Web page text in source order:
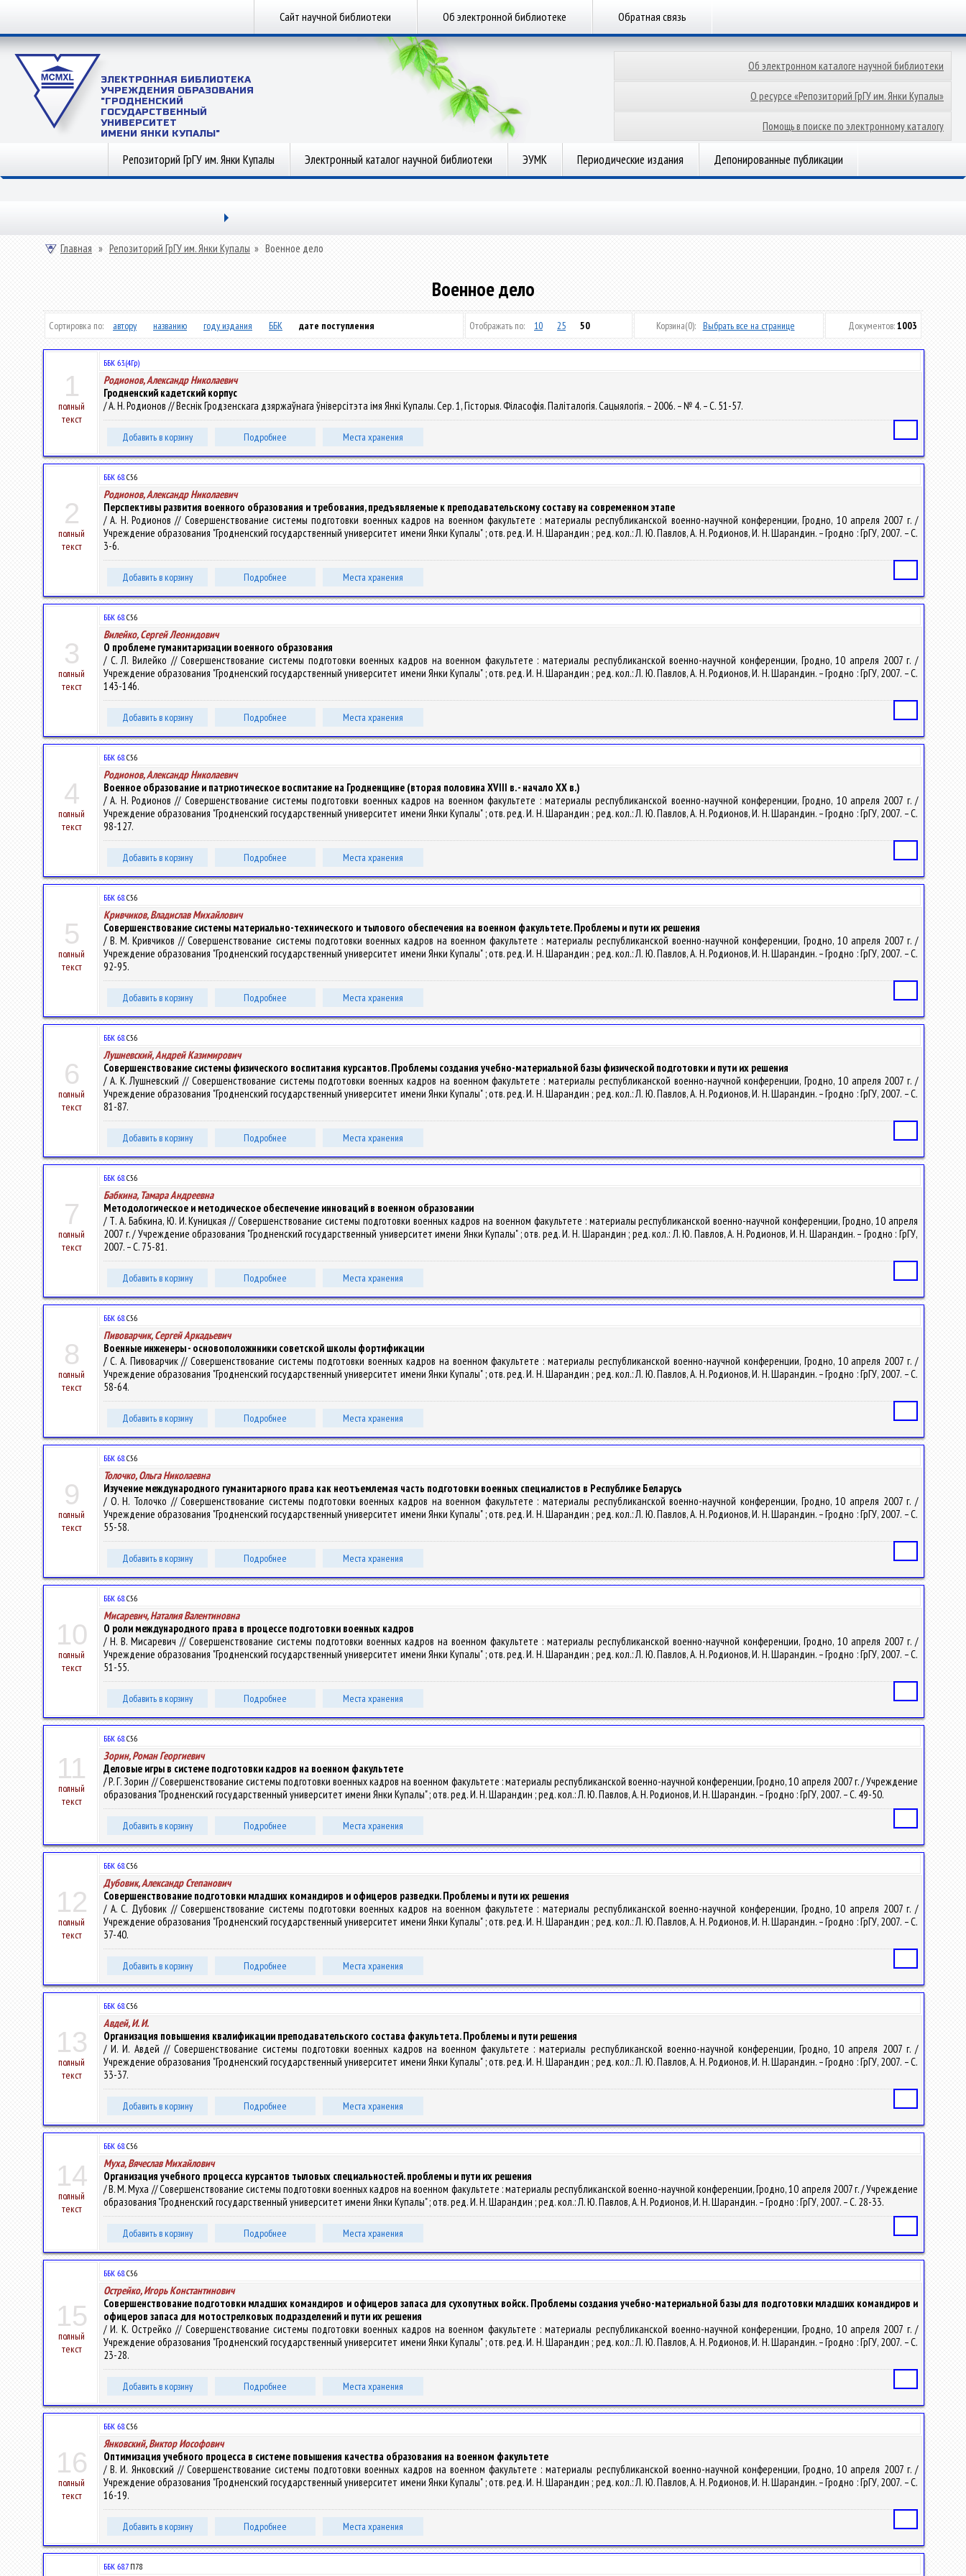
Сайт научной библиотеки Об электронной библиотеке Обратная связь
ЭЛЕКТРОННАЯ БИБЛИОТЕКА
УЧРЕЖДЕНИЯ ОБРАЗОВАНИЯ
"ГРОДНЕНСКИЙ
ГОСУДАРСТВЕННЫЙ
УНИВЕРСИТЕТ
ИМЕНИ ЯНКИ КУПАЛЫ"
Об электронном каталоге научной библиотеки
О ресурсе «Репозиторий ГрГУ им. Янки Купалы»
Помощь в поиске по электронному каталогу
Репозиторий ГрГУ им. Янки Купалы Электронный каталог научной библиотеки ЭУМК Периодические издания Депонированные публикации
Главная » Репозиторий ГрГУ им. Янки Купалы » Военное дело
Военное дело
Сортировка по: автору названию году издания ББК дате поступления Отображать по: 10 25 50 Корзина(0): Выбрать все на странице Документов:1003
1
полный
текст
ББК 63.(4Гр)
Родионов, Александр Николаевич
Гродненский кадетский корпус
/ А. Н. Родионов // Веснік Гродзенскага дзяржаўнага ўніверсітэта імя Янкі Купалы. Сер. 1, Гісторыя. Філасофія. Паліталогія. Сацыялогія. – 2006. – № 4. – С. 51-57.
Добавить в корзину Подробнее Места хранения
2
полный
текст
ББК 68.С56
Родионов, Александр Николаевич
Перспективы развития военного образования и требования, предъявляемые к преподавательскому составу на современном этапе
/ А. Н. Родионов // Совершенствование системы подготовки военных кадров на военном факультете : материалы республиканской военно-научной конференции, Гродно, 10 апреля 2007 г. /
Учреждение образования "Гродненский государственный университет имени Янки Купалы" ; отв. ред. И. Н. Шарандин ; ред. кол.: Л. Ю. Павлов, А. Н. Родионов, И. Н. Шарандин. – Гродно : ГрГУ, 2007. – С.
3-6.
Добавить в корзину Подробнее Места хранения
3
полный
текст
ББК 68.С56
Вилейко, Сергей Леонидович
О проблеме гуманитаризации военного образования
/ С. Л. Вилейко // Совершенствование системы подготовки военных кадров на военном факультете : материалы республиканской военно-научной конференции, Гродно, 10 апреля 2007 г. /
Учреждение образования "Гродненский государственный университет имени Янки Купалы" ; отв. ред. И. Н. Шарандин ; ред. кол.: Л. Ю. Павлов, А. Н. Родионов, И. Н. Шарандин. – Гродно : ГрГУ, 2007. – С.
143-146.
Добавить в корзину Подробнее Места хранения
4
полный
текст
ББК 68.С56
Родионов, Александр Николаевич
Военное образование и патриотическое воспитание на Гродненщине (вторая половина XVIII в. - начало ХХ в.)
/ А. Н. Родионов // Совершенствование системы подготовки военных кадров на военном факультете : материалы республиканской военно-научной конференции, Гродно, 10 апреля 2007 г. /
Учреждение образования "Гродненский государственный университет имени Янки Купалы" ; отв. ред. И. Н. Шарандин ; ред. кол.: Л. Ю. Павлов, А. Н. Родионов, И. Н. Шарандин. – Гродно : ГрГУ, 2007. – С.
98-127.
Добавить в корзину Подробнее Места хранения
5
полный
текст
ББК 68.С56
Кривчиков, Владислав Михайлович
Совершенствование системы материально-технического и тылового обеспечения на военном факультете. Проблемы и пути их решения
/ В. М. Кривчиков // Совершенствование системы подготовки военных кадров на военном факультете : материалы республиканской военно-научной конференции, Гродно, 10 апреля 2007 г. /
Учреждение образования "Гродненский государственный университет имени Янки Купалы" ; отв. ред. И. Н. Шарандин ; ред. кол.: Л. Ю. Павлов, А. Н. Родионов, И. Н. Шарандин. – Гродно : ГрГУ, 2007. – С.
92-95.
Добавить в корзину Подробнее Места хранения
6
полный
текст
ББК 68.С56
Лушневский, Андрей Казимирович
Совершенствование системы физического воспитания курсантов. Проблемы создания учебно-материальной базы физической подготовки и пути их решения
/ А. К. Лушневский // Совершенствование системы подготовки военных кадров на военном факультете : материалы республиканской военно-научной конференции, Гродно, 10 апреля 2007 г. /
Учреждение образования "Гродненский государственный университет имени Янки Купалы" ; отв. ред. И. Н. Шарандин ; ред. кол.: Л. Ю. Павлов, А. Н. Родионов, И. Н. Шарандин. – Гродно : ГрГУ, 2007. – С.
81-87.
Добавить в корзину Подробнее Места хранения
7
полный
текст
ББК 68.С56
Бабкина, Тамара Андреевна
Методологическое и методическое обеспечение инноваций в военном образовании
/ Т. А. Бабкина, Ю. И. Куницкая // Совершенствование системы подготовки военных кадров на военном факультете : материалы республиканской военно-научной конференции, Гродно, 10 апреля
2007 г. / Учреждение образования "Гродненский государственный университет имени Янки Купалы" ; отв. ред. И. Н. Шарандин ; ред. кол.: Л. Ю. Павлов, А. Н. Родионов, И. Н. Шарандин. – Гродно : ГрГУ,
2007. – С. 75-81.
Добавить в корзину Подробнее Места хранения
8
полный
текст
ББК 68.С56
Пивоварчик, Сергей Аркадьевич
Военные инженеры - основоположнники советской школы фортификации
/ С. А. Пивоварчик // Совершенствование системы подготовки военных кадров на военном факультете : материалы республиканской военно-научной конференции, Гродно, 10 апреля 2007 г. /
Учреждение образования "Гродненский государственный университет имени Янки Купалы" ; отв. ред. И. Н. Шарандин ; ред. кол.: Л. Ю. Павлов, А. Н. Родионов, И. Н. Шарандин. – Гродно : ГрГУ, 2007. – С.
58-64.
Добавить в корзину Подробнее Места хранения
9
полный
текст
ББК 68.С56
Толочко, Ольга Николаевна
Изучение международного гуманитарного права как неотъемлемая часть подготовки военных специалистов в Республике Беларусь
/ О. Н. Толочко // Совершенствование системы подготовки военных кадров на военном факультете : материалы республиканской военно-научной конференции, Гродно, 10 апреля 2007 г. /
Учреждение образования "Гродненский государственный университет имени Янки Купалы" ; отв. ред. И. Н. Шарандин ; ред. кол.: Л. Ю. Павлов, А. Н. Родионов, И. Н. Шарандин. – Гродно : ГрГУ, 2007. – С.
55-58.
Добавить в корзину Подробнее Места хранения
10
полный
текст
ББК 68.С56
Мисаревич, Наталия Валентиновна
О роли международного права в процессе подготовки военных кадров
/ Н. В. Мисаревич // Совершенствование системы подготовки военных кадров на военном факультете : материалы республиканской военно-научной конференции, Гродно, 10 апреля 2007 г. /
Учреждение образования "Гродненский государственный университет имени Янки Купалы" ; отв. ред. И. Н. Шарандин ; ред. кол.: Л. Ю. Павлов, А. Н. Родионов, И. Н. Шарандин. – Гродно : ГрГУ, 2007. – С.
51-55.
Добавить в корзину Подробнее Места хранения
11
полный
текст
ББК 68.С56
Зорин, Роман Георгиевич
Деловые игры в системе подготовки кадров на военном факультете
/ Р. Г. Зорин // Совершенствование системы подготовки военных кадров на военном факультете : материалы республиканской военно-научной конференции, Гродно, 10 апреля 2007 г. / Учреждение
образования "Гродненский государственный университет имени Янки Купалы" ; отв. ред. И. Н. Шарандин ; ред. кол.: Л. Ю. Павлов, А. Н. Родионов, И. Н. Шарандин. – Гродно : ГрГУ, 2007. – С. 49-50.
Добавить в корзину Подробнее Места хранения
12
полный
текст
ББК 68.С56
Дубовик, Александр Степанович
Совершенствование подготовки младших командиров и офицеров разведки. Проблемы и пути их решения
/ А. С. Дубовик // Совершенствование системы подготовки военных кадров на военном факультете : материалы республиканской военно-научной конференции, Гродно, 10 апреля 2007 г. /
Учреждение образования "Гродненский государственный университет имени Янки Купалы" ; отв. ред. И. Н. Шарандин ; ред. кол.: Л. Ю. Павлов, А. Н. Родионов, И. Н. Шарандин. – Гродно : ГрГУ, 2007. – С.
37-40.
Добавить в корзину Подробнее Места хранения
13
полный
текст
ББК 68.С56
Авдей, И. И.
Организация повышения квалификации преподавательского состава факультета. Проблемы и пути решения
/ И. И. Авдей // Совершенствование системы подготовки военных кадров на военном факультете : материалы республиканской военно-научной конференции, Гродно, 10 апреля 2007 г. /
Учреждение образования "Гродненский государственный университет имени Янки Купалы" ; отв. ред. И. Н. Шарандин ; ред. кол.: Л. Ю. Павлов, А. Н. Родионов, И. Н. Шарандин. – Гродно : ГрГУ, 2007. – С.
33-37.
Добавить в корзину Подробнее Места хранения
14
полный
текст
ББК 68.С56
Муха, Вячеслав Михайлович
Организация учебного процесса курсантов тыловых специальностей. проблемы и пути их решения
/ В. М. Муха // Совершенствование системы подготовки военных кадров на военном факультете : материалы республиканской военно-научной конференции, Гродно, 10 апреля 2007 г. / Учреждение
образования "Гродненский государственный университет имени Янки Купалы" ; отв. ред. И. Н. Шарандин ; ред. кол.: Л. Ю. Павлов, А. Н. Родионов, И. Н. Шарандин. – Гродно : ГрГУ, 2007. – С. 28-33.
Добавить в корзину Подробнее Места хранения
15
полный
текст
ББК 68.С56
Острейко, Игорь Константинович
Совершенствование подготовки младших командиров и офицеров запаса для сухопутных войск. Проблемы создания учебно-материальной базы для подготовки младших командиров и
офицеров запаса для мотострелковых подразделений и пути их решения
/ И. К. Острейко // Совершенствование системы подготовки военных кадров на военном факультете : материалы республиканской военно-научной конференции, Гродно, 10 апреля 2007 г. /
Учреждение образования "Гродненский государственный университет имени Янки Купалы" ; отв. ред. И. Н. Шарандин ; ред. кол.: Л. Ю. Павлов, А. Н. Родионов, И. Н. Шарандин. – Гродно : ГрГУ, 2007. – С.
23-28.
Добавить в корзину Подробнее Места хранения
16
полный
текст
ББК 68.С56
Янковский, Виктор Иософович
Оптимизация учебного процесса в системе повышения качества образования на военном факультете
/ В. И. Янковский // Совершенствование системы подготовки военных кадров на военном факультете : материалы республиканской военно-научной конференции, Гродно, 10 апреля 2007 г. /
Учреждение образования "Гродненский государственный университет имени Янки Купалы" ; отв. ред. И. Н. Шарандин ; ред. кол.: Л. Ю. Павлов, А. Н. Родионов, И. Н. Шарандин. – Гродно : ГрГУ, 2007. – С.
16-19.
Добавить в корзину Подробнее Места хранения
ББК 68.7П78